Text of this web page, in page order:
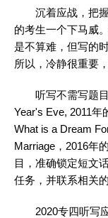
沉着应战，把握
的考生一个下马威
是不算难，但写的
所以，冷静很重要
听写不需写题目
Year's Eve, 2011年
What is a Dream
Marriage，2016年
目，准确锁定短文
任务，并联系相关
2020专四听写应